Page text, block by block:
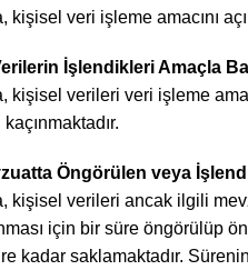
kişisel veri işleme amacını
İşlendikleri Amaçla
kişisel verileri veri işleme
Öngörülen veya
kişisel verileri ancak ilgili
için bir süre öngörülüp
kadar saklamaktadır.